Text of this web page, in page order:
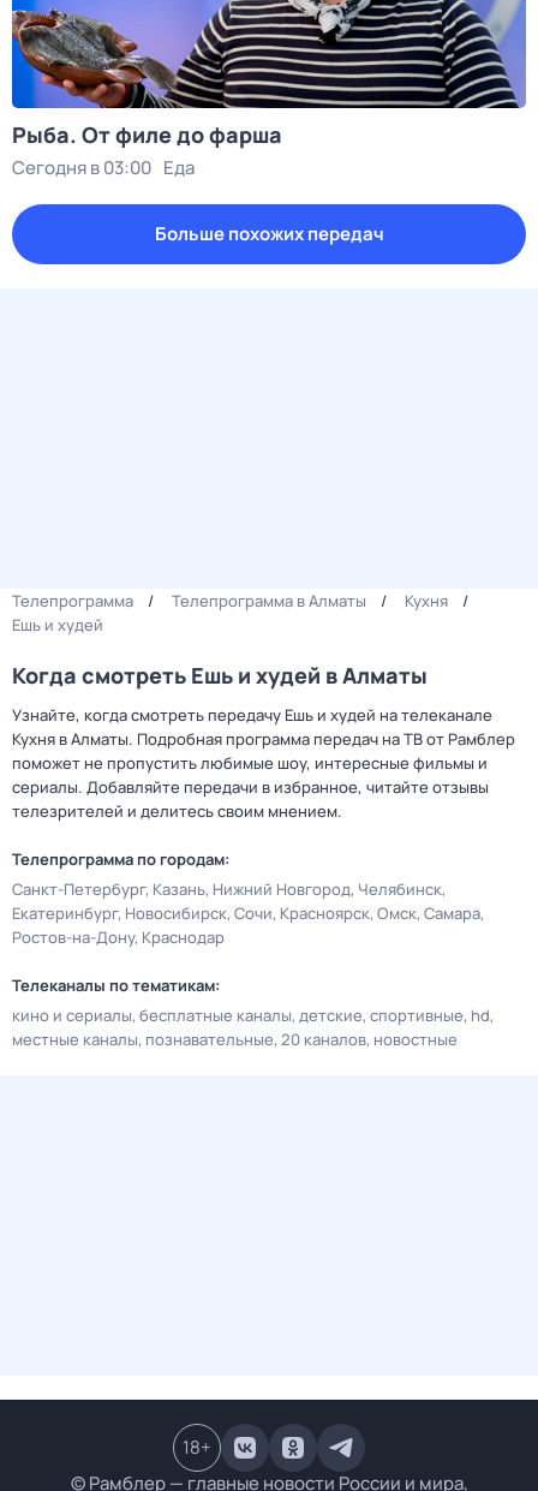
Рыба. От филе до фарша
Сегодня в 03:00 Еда
Больше похожих передач
Телепрограмма Телепрограмма в Алматы
Кухня
Ешь и худей
Когда смотреть Ешь и худей в Алматы
Узнайте, когда смотреть передачу Ешь и худей на телеканале
Кухня в Алматы. Подробная программа передач на ТВ от Рамблер
поможет не пропустить любимые шоу, интересные фильмы и
сериалы. Добавляйте передачи в избранное, читайте отзывы
телезрителей и делитесь своим мнением.
Телепрограмма по городам:
Санкт-Петербург Казань Нижний Новгород Челябинск
Екатеринбург Новосибирск Сочи Красноярск Омск Самара
Ростов-на-Дону Краснодар
Телеканалы по тематикам:
кино и сериалы бесплатные каналы детские спортивные hd
местные каналы познавательные 20 каналов новостные
© Рамблер — главные новости России и мира,
18+